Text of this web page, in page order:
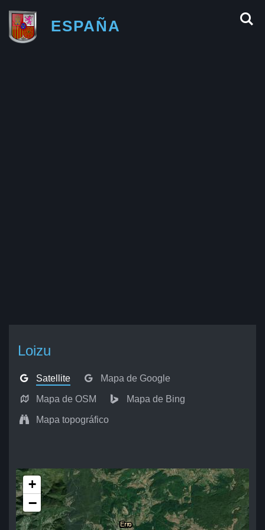
ESPAÑA
Loizu
Satellite Mapa de Google
Mapa de OSM Mapa de Bing
Mapa topográfico
+
−